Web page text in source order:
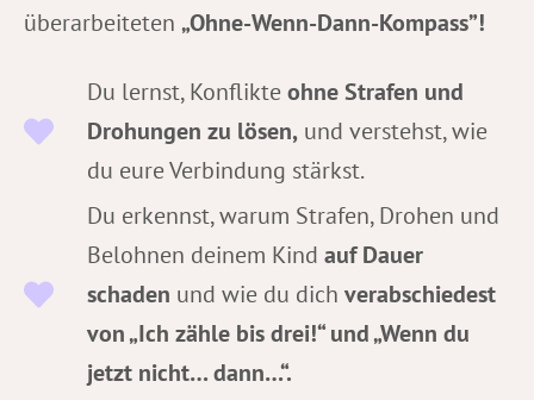
überarbeiteten „Ohne-Wenn-Dann-Kompass”!
Du lernst, Konflikteohne Strafen und
Drohungen zu lösen, und verstehst, wie
du eure Verbindung stärkst.
Du erkennst, warum Strafen, Drohen und
Belohnen deinem Kindauf Dauer
schaden und wie du dichverabschiedest
von „Ich zähle bis drei!“ und „Wenn du
jetzt nicht… dann…“.